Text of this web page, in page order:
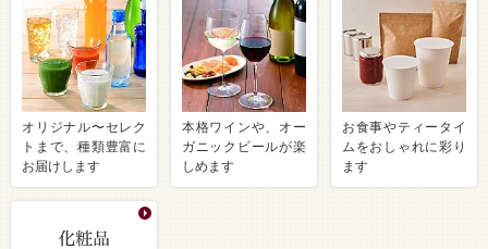
オリジナル〜セレク
トまで、種類豊富に
お届けします
本格ワインや、オー
ガニックビールが楽
しめます
お食事やティータイ
ムをおしゃれに彩り
ます